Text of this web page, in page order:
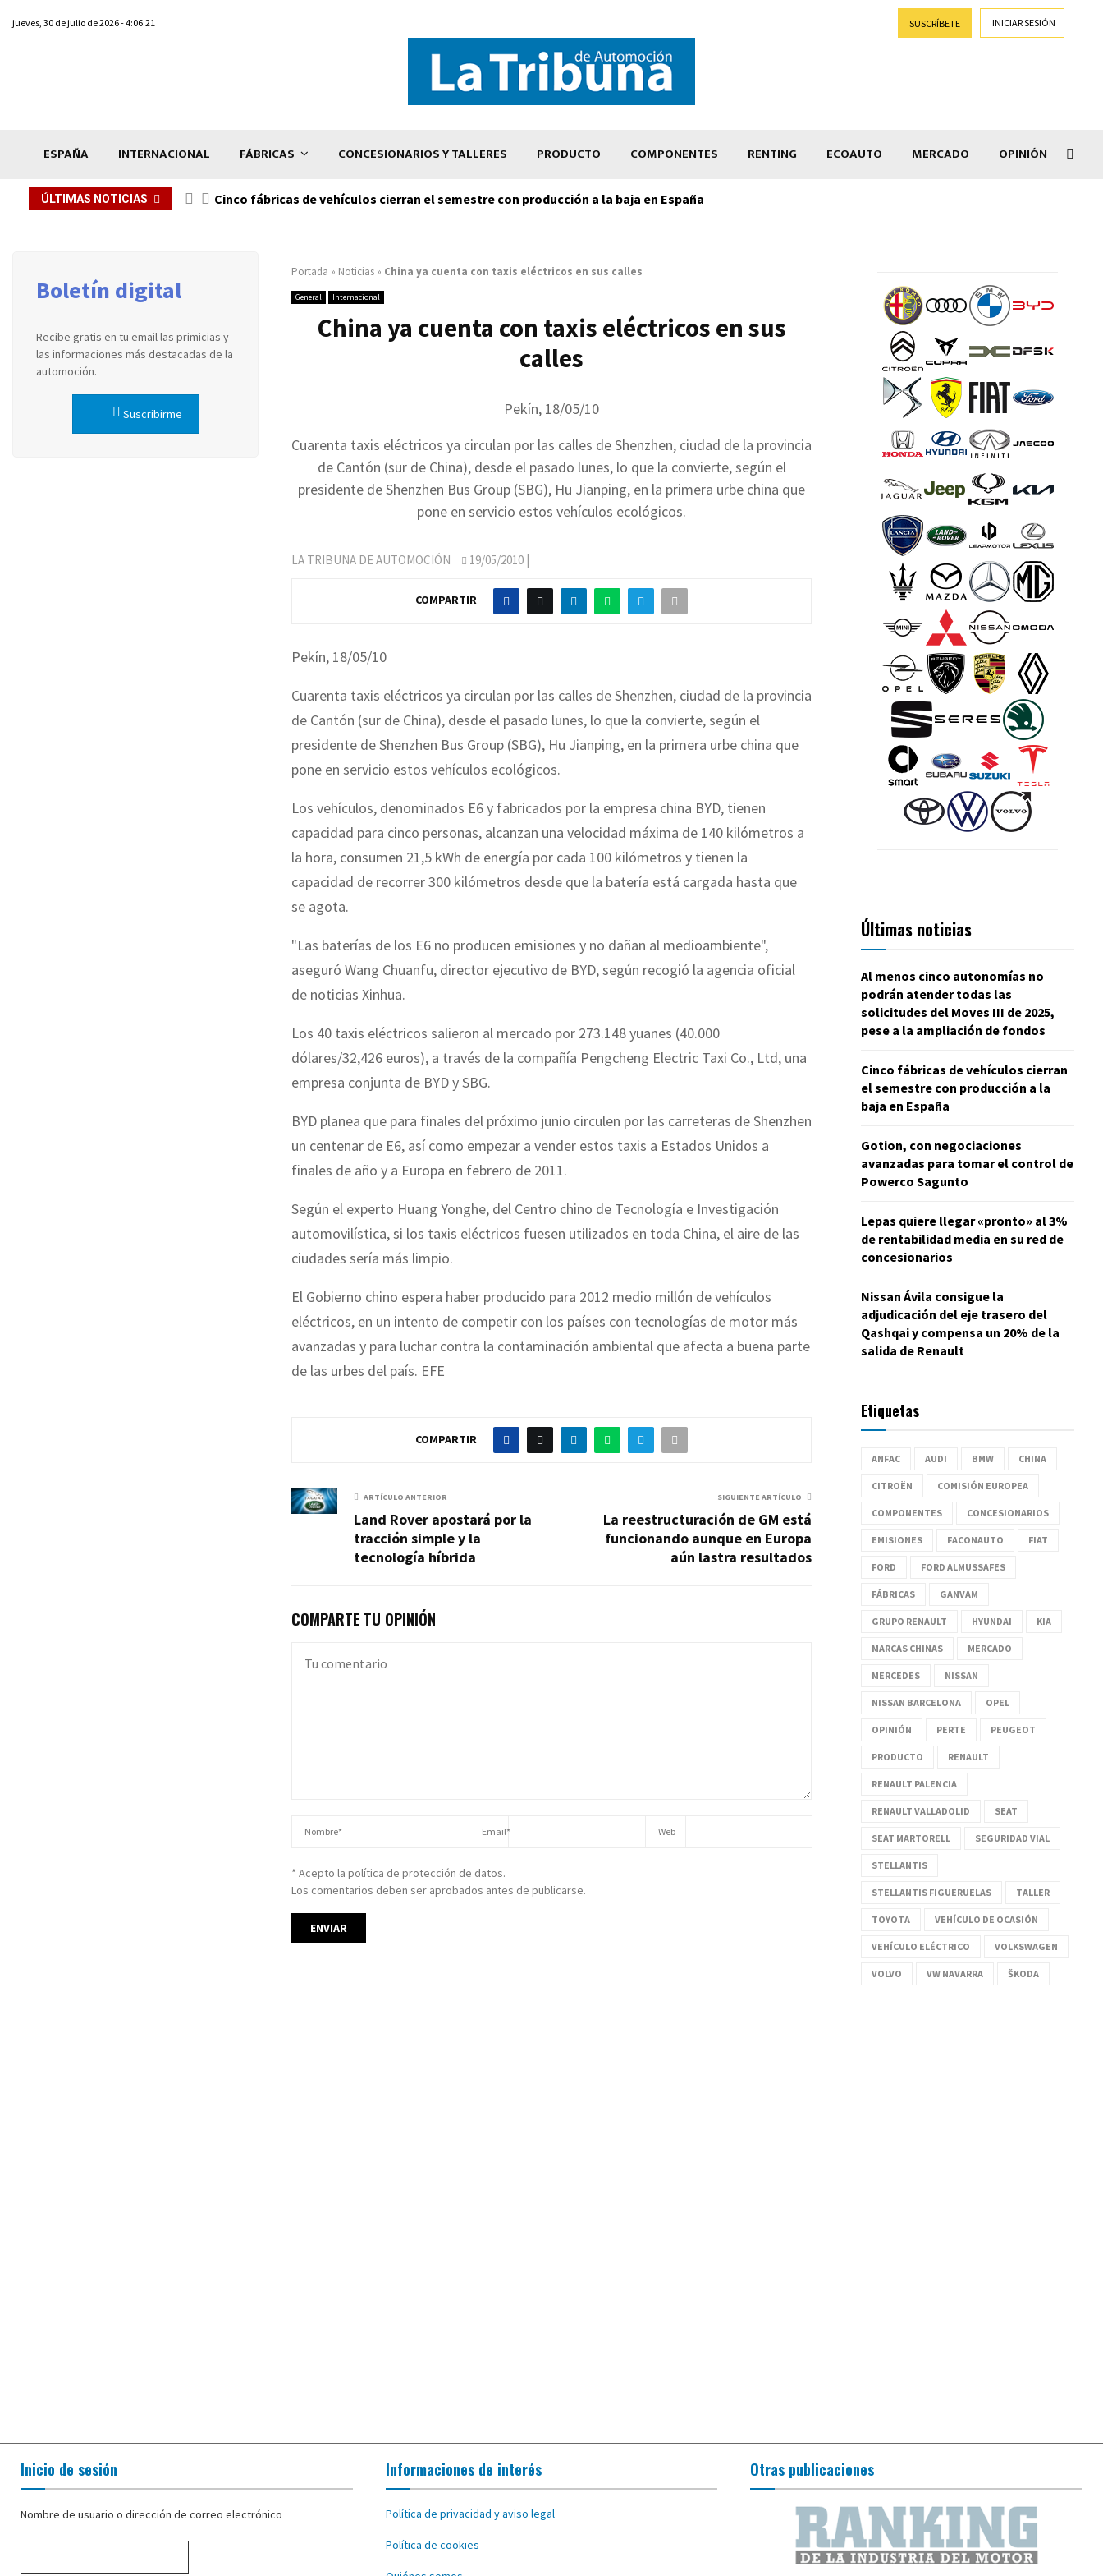
jueves, 30 de julio de 2026 - 4:06:21 SUSCRÍBETE INICIAR SESIÓN
ESPAÑA INTERNACIONAL FÁBRICAS CONCESIONARIOS Y TALLERES PRODUCTO COMPONENTES RENTING ECOAUTO MERCADO OPINIÓN
ÚLTIMAS NOTICIAS Cinco fábricas de vehículos cierran el semestre con producción a la baja en España
Portada » Noticias » China ya cuenta con taxis eléctricos en sus calles
General Internacional
China ya cuenta con taxis eléctricos en sus
calles
Pekín, 18/05/10
Cuarenta taxis eléctricos ya circulan por las calles de Shenzhen, ciudad de la provincia
de Cantón (sur de China), desde el pasado lunes, lo que la convierte, según el
presidente de Shenzhen Bus Group (SBG), Hu Jianping, en la primera urbe china que
pone en servicio estos vehículos ecológicos.
LA TRIBUNA DE AUTOMOCIÓN 19/05/2010 |
COMPARTIR
Pekín, 18/05/10
Cuarenta taxis eléctricos ya circulan por las calles de Shenzhen, ciudad de la provincia
de Cantón (sur de China), desde el pasado lunes, lo que la convierte, según el
presidente de Shenzhen Bus Group (SBG), Hu Jianping, en la primera urbe china que
pone en servicio estos vehículos ecológicos.
Los vehículos, denominados E6 y fabricados por la empresa china BYD, tienen
capacidad para cinco personas, alcanzan una velocidad máxima de 140 kilómetros a
la hora, consumen 21,5 kWh de energía por cada 100 kilómetros y tienen la
capacidad de recorrer 300 kilómetros desde que la batería está cargada hasta que
se agota.
"Las baterías de los E6 no producen emisiones y no dañan al medioambiente",
aseguró Wang Chuanfu, director ejecutivo de BYD, según recogió la agencia oficial
de noticias Xinhua.
Los 40 taxis eléctricos salieron al mercado por 273.148 yuanes (40.000
dólares/32,426 euros), a través de la compañía Pengcheng Electric Taxi Co., Ltd, una
empresa conjunta de BYD y SBG.
BYD planea que para finales del próximo junio circulen por las carreteras de Shenzhen
un centenar de E6, así como empezar a vender estos taxis a Estados Unidos a
finales de año y a Europa en febrero de 2011.
Según el experto Huang Yonghe, del Centro chino de Tecnología e Investigación
automovilística, si los taxis eléctricos fuesen utilizados en toda China, el aire de las
ciudades sería más limpio.
El Gobierno chino espera haber producido para 2012 medio millón de vehículos
eléctricos, en un intento de competir con los países con tecnologías de motor más
avanzadas y para luchar contra la contaminación ambiental que afecta a buena parte
de las urbes del país. EFE
COMPARTIR
ARTÍCULO ANTERIOR
Land Rover apostará por la
tracción simple y la
tecnología híbrida
SIGUIENTE ARTÍCULO
La reestructuración de GM está
funcionando aunque en Europa
aún lastra resultados
COMPARTE TU OPINIÓN
* Acepto la política de protección de datos.
Los comentarios deben ser aprobados antes de publicarse.
Boletín digital
Recibe gratis en tu email las primicias y
las informaciones más destacadas de la
automoción.
Suscribirme
Últimas noticias
Al menos cinco autonomías no
podrán atender todas las
solicitudes del Moves III de 2025,
pese a la ampliación de fondos
Cinco fábricas de vehículos cierran
el semestre con producción a la
baja en España
Gotion, con negociaciones
avanzadas para tomar el control de
Powerco Sagunto
Lepas quiere llegar «pronto» al 3%
de rentabilidad media en su red de
concesionarios
Nissan Ávila consigue la
adjudicación del eje trasero del
Qashqai y compensa un 20% de la
salida de Renault
Etiquetas
ANFAC AUDI BMW CHINA
CITROËN COMISIÓN EUROPEA
COMPONENTES CONCESIONARIOS
EMISIONES FACONAUTO FIAT
FORD FORD ALMUSSAFES
FÁBRICAS GANVAM
GRUPO RENAULT HYUNDAI KIA
MARCAS CHINAS MERCADO
MERCEDES NISSAN
NISSAN BARCELONA OPEL
OPINIÓN PERTE PEUGEOT
PRODUCTO RENAULT
RENAULT PALENCIA
RENAULT VALLADOLID SEAT
SEAT MARTORELL SEGURIDAD VIAL
STELLANTIS
STELLANTIS FIGUERUELAS TALLER
TOYOTA VEHÍCULO DE OCASIÓN
VEHÍCULO ELÉCTRICO VOLKSWAGEN
VOLVO VW NAVARRA ŠKODA
Inicio de sesión
Nombre de usuario o dirección de correo electrónico
Informaciones de interés
Política de privacidad y aviso legal
Política de cookies
Otras publicaciones